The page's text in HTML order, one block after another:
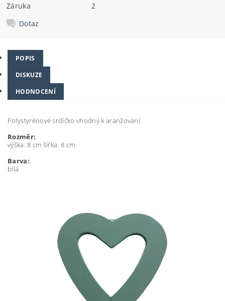
Záruka
2
Dotaz
POPIS
DISKUZE
HODNOCENÍ
Polystyrénové srdíčko vhodný k aranžování.
Rozměr:
výška: 8 cm šířka: 8 cm
Barva:
bílá